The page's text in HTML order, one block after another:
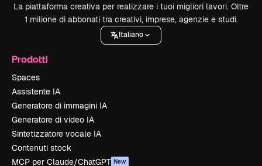
La piattaforma creativa per realizzare i tuoi migliori lavori. Oltre
1 milione di abbonati tra creativi, imprese, agenzie e studi.
Italiano
Prodotti
Spaces
Assistente IA
Generatore di immagini IA
Generatore di video IA
Sintetizzatore vocale IA
Contenuti stock
MCP per Claude/ChatGPT New